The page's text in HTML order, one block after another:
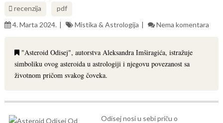
recenzija
pdf
4. Marta 2024.
Mistika & Astrologija Nema komentara
"Asteroid Odisej", autorstva Aleksandra Imširagića, istražuje
simboliku ovog asteroida u astrologiji i njegovu povezanost sa
životnom pričom svakog čoveka.
Odisej nosi u sebi priču o